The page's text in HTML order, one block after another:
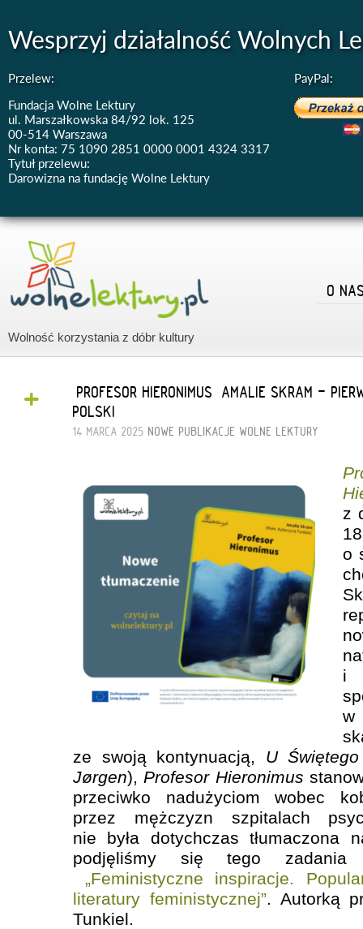
Wesprzyj działalność Wolnych
Przelew:
Fundacja Wolne Lektury
ul. Marszałkowska 84/92 lok. 125
00-514 Warszawa
Nr konta: 75 1090 2851 0000 0001 4324 3317
Tytuł przelewu:
Darowizna na fundację Wolne Lektury
PayPal:
Wolność korzystania z dóbr kultury
O
+
„PROFESOR HIERONIMUS” AMALIE SKRAM -
POLSKI
14 MARCA 2025 NOWE PUBLIKACJE WOLNE LEKTURY
z
o
i
w
ze swoją kontynuacją, U
Jørgen), Profesor Hieronimus
przeciwko nadużyciom wobec
przez mężczyzn szpitalach
nie była dotychczas tłumaczona
podjęliśmy się tego
„Feministyczne inspiracje.
literatury feministycznej”. Autorką
Tunkiel.